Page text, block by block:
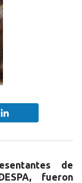
de
fueron